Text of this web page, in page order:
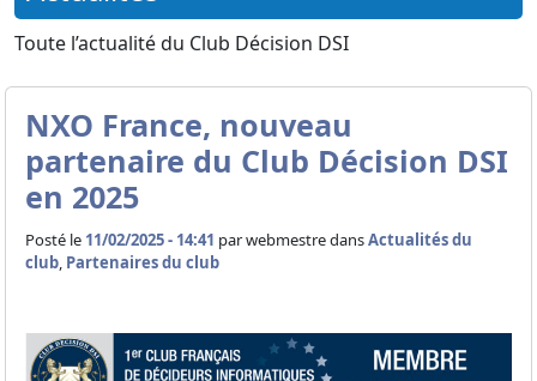
Toute l’actualité du Club Décision DSI
NXO France, nouveau
partenaire du Club Décision DSI
en 2025
Posté le 11/02/2025 - 14:41 parwebmestre dansActualités du
club, Partenaires du club